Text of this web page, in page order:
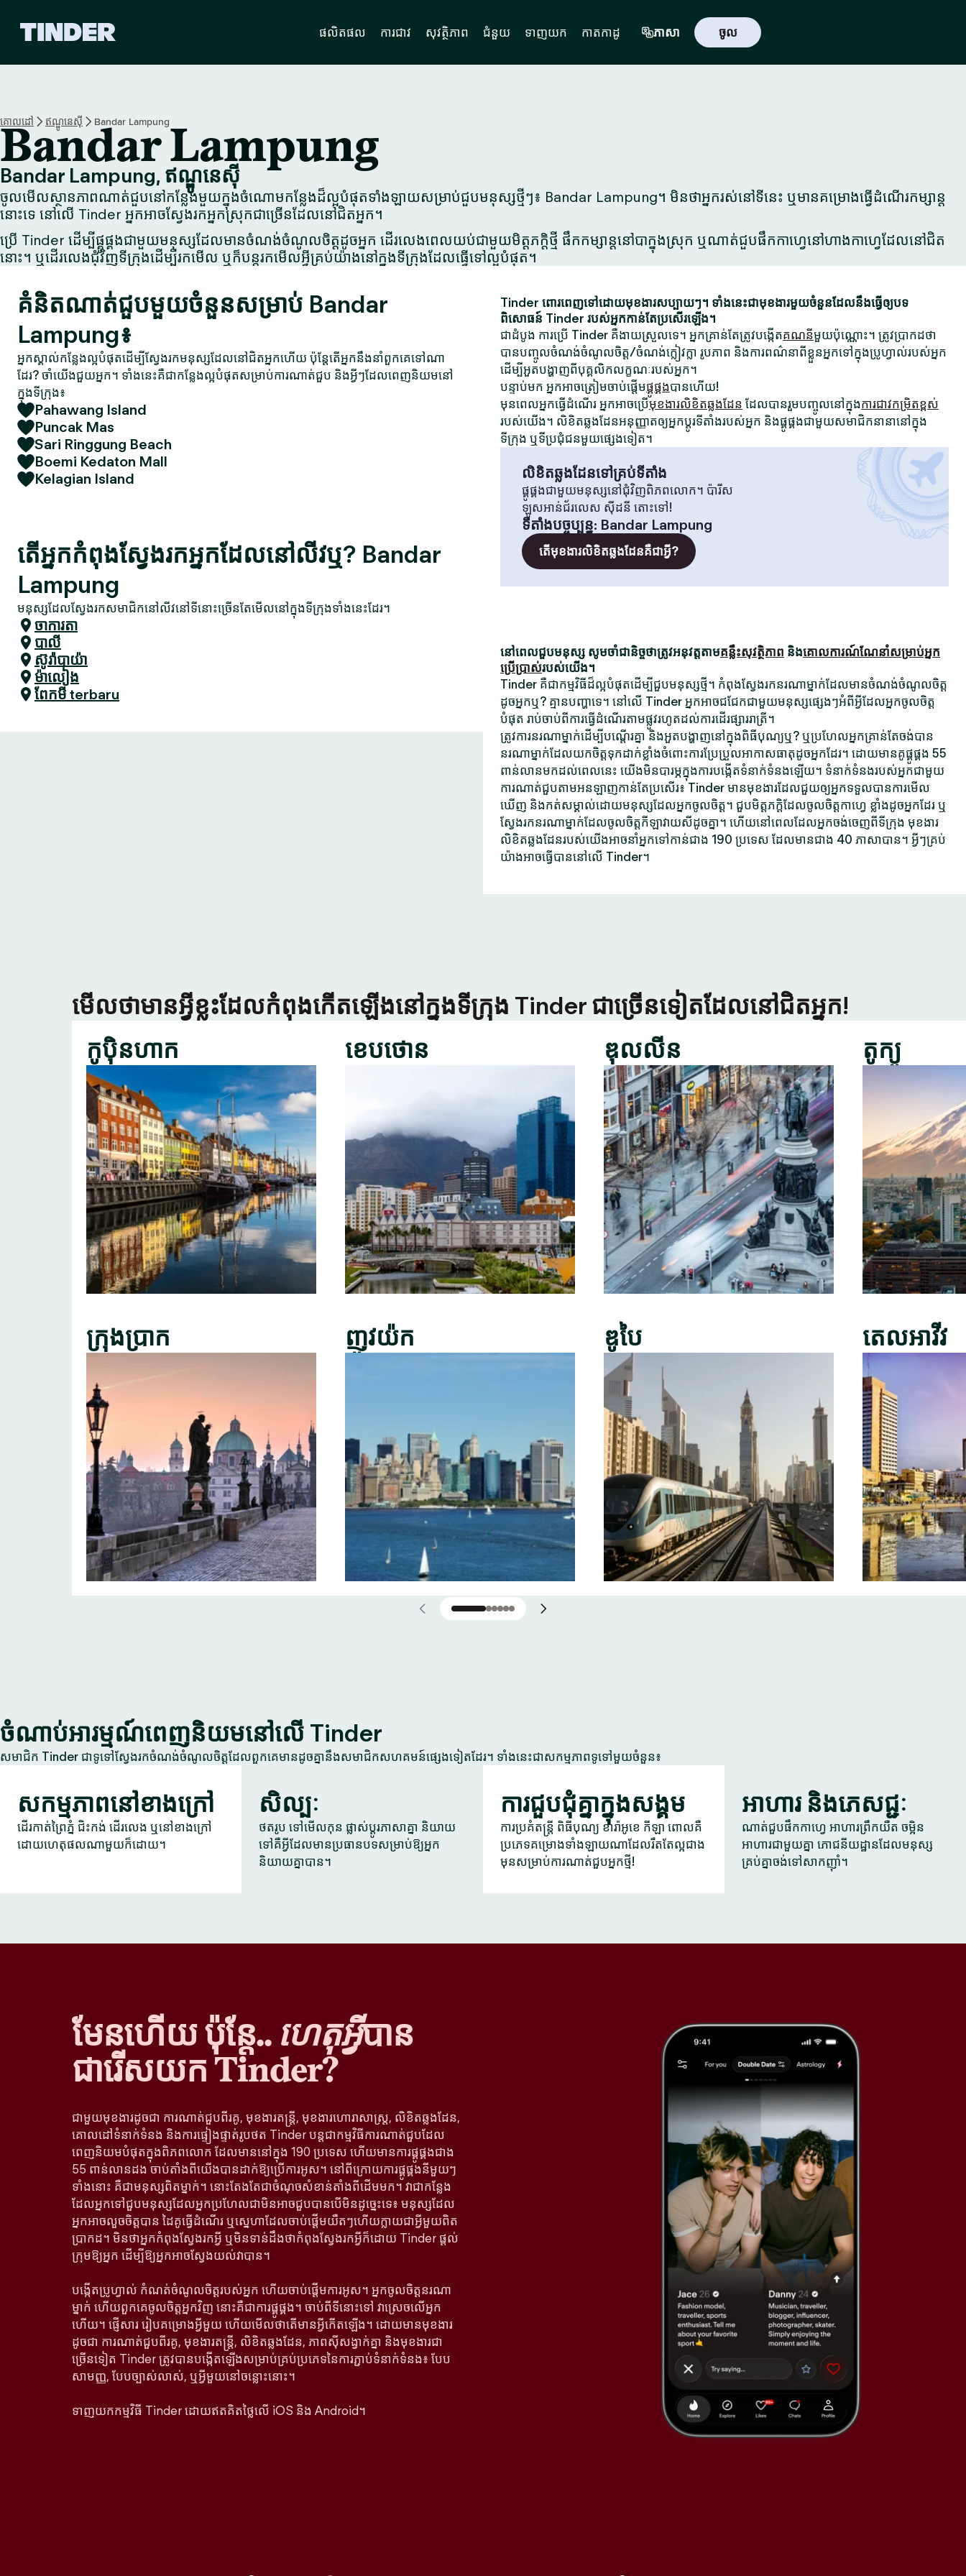
i
n
d
e
r
ផលិតផល ការជាវ សុវត្ថិភាព ជំនួយ ទាញយក កាតកាដូ ភាសា ចូល
គោលដៅ ឥណ្ឌូនេស៊ី Bandar Lampung
Bandar Lampung
Bandar Lampung, ឥណ្ឌូនេស៊ី
ចូលមើលស្ថានភាពណាត់ជួបនៅកន្លែងមួយក្នុងចំណោមកន្លែងដ៏ល្អបំផុតទាំងឡាយសម្រាប់ជួបមនុស្សថ្មីៗ៖ Bandar Lampung។ មិនថាអ្នករស់នៅទីនេះ ឬមានគម្រោងធ្វើដំណើរកម្សាន្ត
នោះទេ នៅលើ Tinder អ្នកអាចស្វែងរកអ្នកស្រុកជាច្រើនដែលនៅជិតអ្នក។
ប្រើ Tinder ដើម្បីផ្គូផ្គងជាមួយមនុស្សដែលមានចំណង់ចំណូលចិត្តដូចអ្នក ដើរលេងពេលយប់ជាមួយមិត្តភក្តិថ្មី ផឹកកម្សាន្តនៅបាក្នុងស្រុក ឬណាត់ជួបផឹកកាហ្វេនៅហាងកាហ្វេដែលនៅជិត
នោះ។ ឬដើរលេងជុំវិញទីក្រុងដើម្បីរកមើល ឬក៏បន្តរកមើលអ្វីគ្រប់យ៉ាងនៅក្នុងទីក្រុងដែលធ្វើទៅល្អបំផុត។
គំនិតណាត់ជួបមួយចំនួនសម្រាប់ Bandar
Lampung៖
អ្នកស្គាល់កន្លែងល្អបំផុតដើម្បីស្វែងរកមនុស្សដែលនៅជិតអ្នកហើយ ប៉ុន្តែតើអ្នកនឹងនាំពួកគេទៅណា
ដែរ? ចាំយើងជួយអ្នក។ ទាំងនេះគឺជាកន្លែងល្អបំផុតសម្រាប់ការណាត់ជួប និងអ្វីៗដែលពេញនិយមនៅ
ក្នុងទីក្រុង៖
Pahawang Island
Puncak Mas
Sari Ringgung Beach
Boemi Kedaton Mall
Kelagian Island
តើអ្នកកំពុងស្វែងរកអ្នកដែលនៅលីវឬ? Bandar
Lampung
មនុស្សដែលស្វែងរកសមាជិកនៅលីវនៅទីនោះច្រើនតែមើលនៅក្នុងទីក្រុងទាំងនេះដែរ។
ចាការតា
បាលី
ស៊ូរ៉ាបាយ៉ា
ម៉ាលៀង
ពែកមី terbaru
Tinder ពោរពេញទៅដោយមុខងារសប្បាយៗ។ ទាំងនេះជាមុខងារមួយចំនួនដែលនឹងធ្វើឲ្យបទ
ពិសោធន៍ Tinder របស់អ្នកកាន់តែប្រសើរឡើង។
ជាដំបូង ការប្រើ Tinder គឺងាយស្រួលទេ។ អ្នកគ្រាន់តែត្រូវបង្កើតគណនីមួយប៉ុណ្ណោះ។ ត្រូវប្រាកដថា
បានបញ្ចូលចំណង់ចំណូលចិត្ត/ចំណង់ក្លៀវក្លា រូបភាព និងការពណ៌នាពីខ្លួនអ្នកទៅក្នុងប្រូហ្វាល់របស់អ្នក
ដើម្បីអួតបង្ហាញពីបុគ្គលិកលក្ខណៈរបស់អ្នក។
បន្ទាប់មក អ្នកអាចត្រៀមចាប់ផ្តើមផ្គូផ្គងបានហើយ!
មុនពេលអ្នកធ្វើដំណើរ អ្នកអាចប្រើមុខងារលិខិតឆ្លងដែន ដែលបានរួមបញ្ចូលនៅក្នុងការជាវកម្រិតខ្ពស់
របស់យើង។ លិខិតឆ្លងដែនអនុញ្ញាតឲ្យអ្នកប្តូរទីតាំងរបស់អ្នក និងផ្គូផ្គងជាមួយសមាជិកនានានៅក្នុង
ទីក្រុង ឬទីប្រជុំជនមួយផ្សេងទៀត។
លិខិតឆ្លងដែនទៅគ្រប់ទីតាំង
ផ្គូផ្គងជាមួយមនុស្សនៅជុំវិញពិភពលោក។ ប៉ារីស
ឡូសអាន់ជ័រលេស ស៊ីដនី តោះទៅ!
ទីតាំងបច្ចុប្បន្ន: Bandar Lampung
តើមុខងារលិខិតឆ្លងដែនគឺជាអ្វី?
នៅពេលជួបមនុស្ស សូមចាំជានិច្ចថាត្រូវអនុវត្តតាមគន្លឹះសុវត្ថិភាព និងគោលការណ៍ណែនាំសម្រាប់អ្នក
ប្រើប្រាស់របស់យើង។
Tinder គឺជាកម្មវិធីដ៏ល្អបំផុតដើម្បីជួបមនុស្សថ្មី។ កំពុងស្វែងរកនរណាម្នាក់ដែលមានចំណង់ចំណូលចិត្ត
ដូចអ្នកឬ? គ្មានបញ្ហាទេ។ នៅលើ Tinder អ្នកអាចជជែកជាមួយមនុស្សផ្សេងៗអំពីអ្វីដែលអ្នកចូលចិត្ត
បំផុត រាប់ចាប់ពីការធ្វើដំណើរតាមផ្លូវរហូតដល់ការដើរផ្សាររាត្រី។
ត្រូវការនរណាម្នាក់ដើម្បីបណ្តើរគ្នា និងអួតបង្ហាញនៅក្នុងពិធីបុណ្យឬ? ឬប្រហែលអ្នកគ្រាន់តែចង់បាន
នរណាម្នាក់ដែលយកចិត្តទុកដាក់ខ្លាំងចំពោះការប្រែប្រួលអាកាសធាតុដូចអ្នកដែរ។ ដោយមានគូផ្គូផ្គង 55
ពាន់លានមកដល់ពេលនេះ យើងមិនបារម្ភក្នុងការបង្កើតទំនាក់ទំនងឡើយ។ ទំនាក់ទំនងរបស់អ្នកជាមួយ
ការណាត់ជួបតាមអនឡាញកាន់តែប្រសើរ៖ Tinder មានមុខងារដែលជួយឲ្យអ្នកទទួលបានការមើល
ឃើញ និងកត់សម្គាល់ដោយមនុស្សដែលអ្នកចូលចិត្ត។ ជួបមិត្តភក្តិដែលចូលចិត្តកាហ្វេ ខ្លាំងដូចអ្នកដែរ ឬ
ស្វែងរកនរណាម្នាក់ដែលចូលចិត្តកីឡាវាយសីដូចគ្នា។ ហើយនៅពេលដែលអ្នកចង់ចេញពីទីក្រុង មុខងារ
លិខិតឆ្លងដែនរបស់យើងអាចនាំអ្នកទៅកាន់ជាង 190 ប្រទេស ដែលមានជាង 40 ភាសាបាន។ អ្វីៗគ្រប់
យ៉ាងអាចធ្វើបាននៅលើ Tinder។
មើលថាមានអ្វីខ្លះដែលកំពុងកើតឡើងនៅក្នុងទីក្រុង Tinder ជាច្រើនទៀតដែលនៅជិតអ្នក!
កូប៉ិនហាក
ក្រុងប្រាក
ខេបថោន
ញូវយ៉ក
ឌុលលីន
ឌូបៃ
តូក្យូ
តេលអាវីវ
ចំណាប់អារម្មណ៍ពេញនិយមនៅលើ Tinder
សមាជិក Tinder ជាទូទៅស្វែងរកចំណង់ចំណូលចិត្តដែលពួកគេមានដូចគ្នានឹងសមាជិកសហគមន៍ផ្សេងទៀតដែរ។ ទាំងនេះជាសកម្មភាពទូទៅមួយចំនួន៖
សកម្មភាពនៅខាងក្រៅ
ដើរកាត់ព្រៃភ្នំ ជិះកង់ ដើរលេង ឬនៅខាងក្រៅ
ដោយហេតុផលណាមួយក៏ដោយ។
សិល្បៈ
ថតរូប ទៅមើលកុន ផ្លាស់ប្តូរភាសាគ្នា និយាយ
ទៅគឺអ្វីដែលមានប្រធានបទសម្រាប់ឱ្យអ្នក
និយាយគ្នាបាន។
ការជួបជុំគ្នាក្នុងសង្គម
ការប្រគំតន្ត្រី ពិធីបុណ្យ ខារ៉ាអូខេ កីឡា ពោលគឺ
ប្រភេទគម្រោងទាំងឡាយណាដែលរឹតតែល្អជាង
មុនសម្រាប់ការណាត់ជួបអ្នកថ្មី!
អាហារ និងភេសជ្ជៈ
ណាត់ជួបផឹកកាហ្វេ អាហារព្រឹកយឺត ចម្អិន
អាហារជាមួយគ្នា ភោជនីយដ្ឋានដែលមនុស្ស
គ្រប់គ្នាចង់ទៅសាកញ៉ាំ។
មែនហើយ ប៉ុន្តែ.. ហេតុអ្វីបាន
ជារើសយក Tinder?
ជាមួយមុខងារដូចជា ការណាត់ជួបពីរគូ, មុខងារតន្រ្តី, មុខងារហោរាសាស្ត្រ, លិខិតឆ្លងដែន,
គោលដៅទំនាក់ទំនង និងការផ្ទៀងផ្ទាត់រូបថត Tinder បន្តជាកម្មវិធីការណាត់ជួបដែល
ពេញនិយមបំផុតក្នុងពិភពលោក ដែលមាននៅក្នុង 190 ប្រទេស ហើយមានការផ្គូផ្គងជាង
55 ពាន់លានដង ចាប់តាំងពីយើងបានដាក់ឱ្យប្រើការអូស។ នៅពីក្រោយការផ្គូផ្គងនីមួយៗ
ទាំងនោះ គឺជាមនុស្សពិតម្នាក់។ នោះតែងតែជាចំណុចសំខាន់តាំងពីដើមមក។ វាជាកន្លែង
ដែលអ្នកទៅជួបមនុស្សដែលអ្នកប្រហែលជាមិនអាចជួបបានបើមិនដូច្នេះទេ៖ មនុស្សដែល
អ្នកអាចលួចចិត្តបាន ដៃគូធ្វើដំណើរ ឬស្នេហាដែលចាប់ផ្តើមយឺតៗហើយក្លាយជាអ្វីមួយពិត
ប្រាកដ។ មិនថាអ្នកកំពុងស្វែងរកអ្វី ឬមិនទាន់ដឹងថាកំពុងស្វែងរកអ្វីក៏ដោយ Tinder ផ្តល់
ក្រុមឱ្យអ្នក ដើម្បីឱ្យអ្នកអាចស្វែងយល់វាបាន។
បង្កើតប្រូហ្វាល់ កំណត់ចំណូលចិត្តរបស់អ្នក ហើយចាប់ផ្តើមការអូស។ អ្នកចូលចិត្តនរណា
ម្នាក់ ហើយពួកគេចូលចិត្តអ្នកវិញ នោះគឺជាការផ្គូផ្គង។ ចាប់ពីទីនោះទៅ វាស្រេចលើអ្នក
ហើយ។ ផ្ញើសារ រៀបគម្រោងអ្វីមួយ ហើយមើលថាតើមានអ្វីកើតឡើង។ ដោយមានមុខងារ
ដូចជា ការណាត់ជួបពីរគូ, មុខងារតន្រ្តី, លិខិតឆ្លងដែន, ភាពស៊ីសង្វាក់គ្នា និងមុខងារជា
ច្រើនទៀត Tinder ត្រូវបានបង្កើតឡើងសម្រាប់គ្រប់ប្រភេទនៃការភ្ជាប់ទំនាក់ទំនង៖ បែប
សាមញ្ញ, បែបច្បាស់លាស់, ឬអ្វីមួយនៅចន្លោះនោះ។
ទាញយកកម្មវិធី Tinder ដោយឥតគិតថ្លៃលើ iOS និង Android។